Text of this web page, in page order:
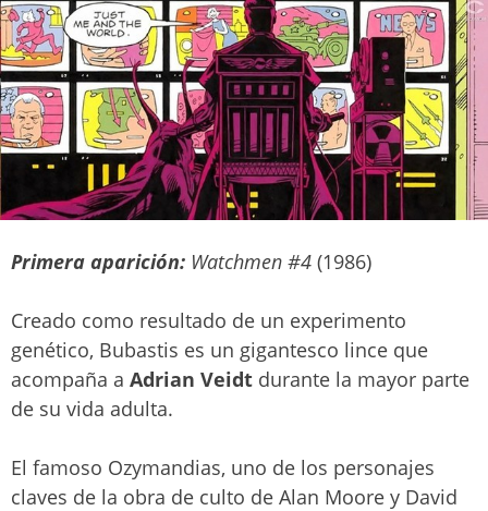
Primera aparición: Watchmen #4 (1986)
Creado como resultado de un experimento
genético, Bubastis es un gigantesco lince que
acompaña a Adrian Veidt durante la mayor parte
de su vida adulta.
El famoso Ozymandias, uno de los personajes
claves de la obra de culto de Alan Moore y David